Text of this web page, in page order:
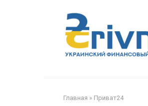
Главная » Приват24